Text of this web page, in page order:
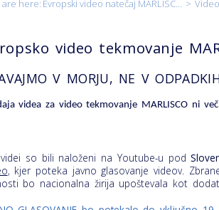
are here: Evropski video natečaj MARLISC... >
content
video tekmovanje
V MORJU, NE V
videa za video tekmovanje MARLISCO ni
so bili naloženi na Youtube-u pod
, kjer poteka javno glasovanje videov.
bo nacionalna žirija upoštevala kot